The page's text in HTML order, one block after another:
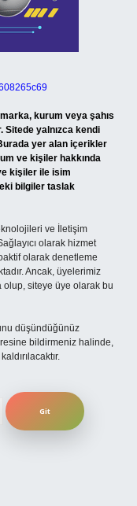
kurum veya şahıs
Sitede yalnızca kendi
Burada yer alan içerikler
ve kişiler hakkında
kişiler ile isim
bilgiler taslak
ve İletişim
olarak hizmet
olarak denetleme
Ancak, üyelerimiz
olup, siteye üye olarak bu
düşündüğünüz
bildirmeniz halinde,